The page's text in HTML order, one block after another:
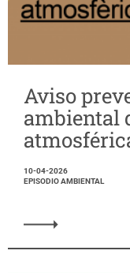
Aviso
ambiental
10-04-2026
EPISODIO AMBIENTAL